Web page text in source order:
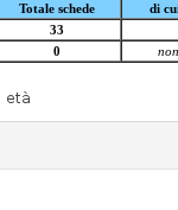
Totale schede
di
33
0